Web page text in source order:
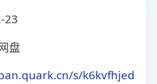
23
盘
s/k6kvfhjed